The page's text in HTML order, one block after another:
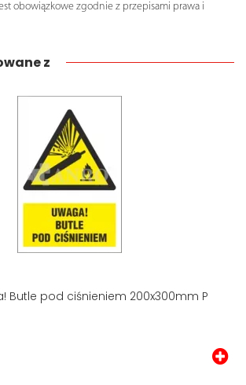
obowiązkowe zgodnie z przepisami prawa i
z
Butle pod ciśnieniem 200x300mm P